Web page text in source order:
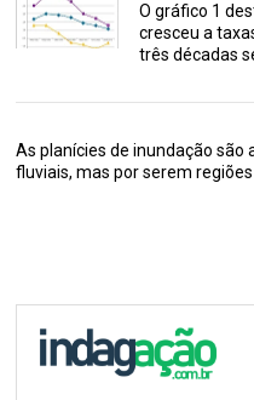
O gráfico 1
cresceu a
três décadas
As planícies de inundação
fluviais, mas por serem